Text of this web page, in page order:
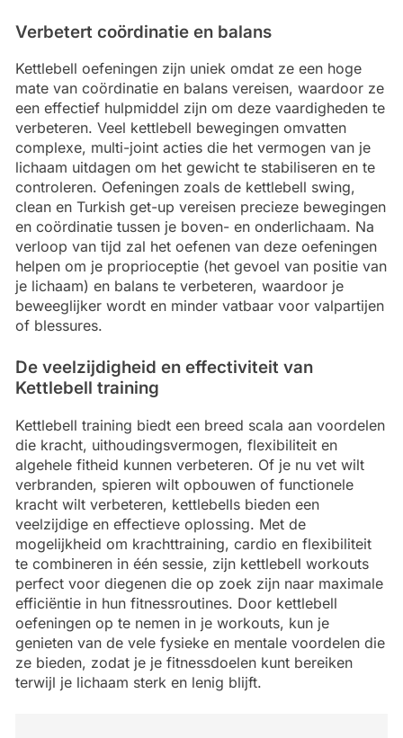
Verbetert coördinatie en balans
Kettlebell oefeningen zijn uniek omdat ze een hoge
mate van coördinatie en balans vereisen, waardoor ze
een effectief hulpmiddel zijn om deze vaardigheden te
verbeteren. Veel kettlebell bewegingen omvatten
complexe, multi-joint acties die het vermogen van je
lichaam uitdagen om het gewicht te stabiliseren en te
controleren. Oefeningen zoals de kettlebell swing,
clean en Turkish get-up vereisen precieze bewegingen
en coördinatie tussen je boven- en onderlichaam. Na
verloop van tijd zal het oefenen van deze oefeningen
helpen om je proprioceptie (het gevoel van positie van
je lichaam) en balans te verbeteren, waardoor je
beweeglijker wordt en minder vatbaar voor valpartijen
of blessures.
De veelzijdigheid en effectiviteit van
Kettlebell training
Kettlebell training biedt een breed scala aan voordelen
die kracht, uithoudingsvermogen, flexibiliteit en
algehele fitheid kunnen verbeteren. Of je nu vet wilt
verbranden, spieren wilt opbouwen of functionele
kracht wilt verbeteren, kettlebells bieden een
veelzijdige en effectieve oplossing. Met de
mogelijkheid om krachttraining, cardio en flexibiliteit
te combineren in één sessie, zijn kettlebell workouts
perfect voor diegenen die op zoek zijn naar maximale
efficiëntie in hun fitnessroutines. Door kettlebell
oefeningen op te nemen in je workouts, kun je
genieten van de vele fysieke en mentale voordelen die
ze bieden, zodat je je fitnessdoelen kunt bereiken
terwijl je lichaam sterk en lenig blijft.